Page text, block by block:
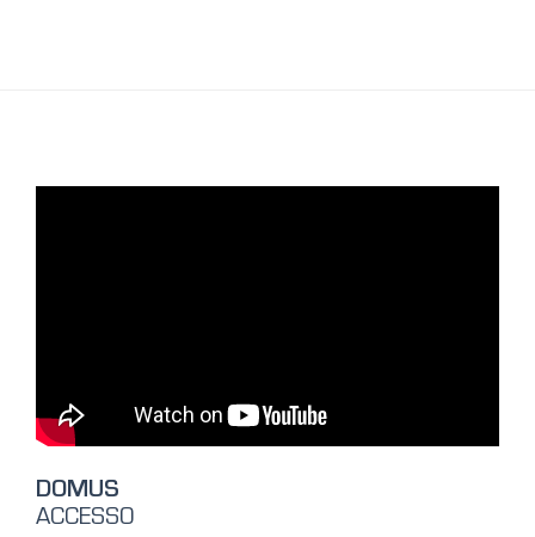
DOMUS
ACCESSO